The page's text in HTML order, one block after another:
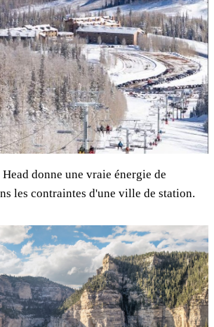
donne une vraie énergie de
les contraintes d'une ville de station.